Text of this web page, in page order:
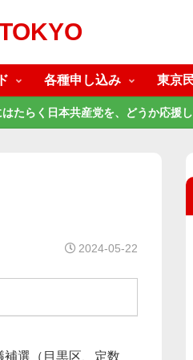
各種申し込み 東京
たらく日本共産党を、どうか応援
2024-05-22
選（目黒区、定数